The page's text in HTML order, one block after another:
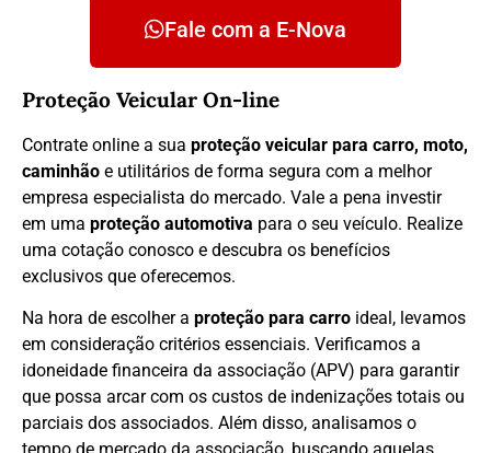
Fale com a E-Nova
Proteção Veicular On-line
Contrate online a sua proteção veicular para carro, moto,
caminhão e utilitários de forma segura com a melhor
empresa especialista do mercado. Vale a pena investir
em uma proteção automotiva para o seu veículo. Realize
uma cotação conosco e descubra os benefícios
exclusivos que oferecemos.
Na hora de escolher a proteção para carro ideal, levamos
em consideração critérios essenciais. Verificamos a
idoneidade financeira da associação (APV) para garantir
que possa arcar com os custos de indenizações totais ou
parciais dos associados. Além disso, analisamos o